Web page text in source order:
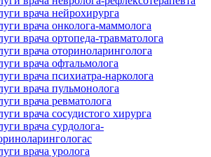
врача нейрохирурга
врача онколога-маммолога
врача ортопеда-травматолога
врача оториноларинголога
врача офтальмолога
врача психиатра-нарколога
врача пульмонолога
врача ревматолога
врача сосудистого хирурга
врача сурдолога-
врача уролога